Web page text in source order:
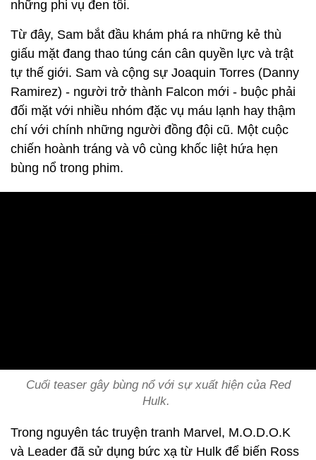
những phi vụ đen tối.
Từ đây, Sam bắt đầu khám phá ra những kẻ thù
giấu mặt đang thao túng cán cân quyền lực và trật
tự thế giới. Sam và cộng sự Joaquin Torres (Danny
Ramirez) - người trở thành Falcon mới - buộc phải
đối mặt với nhiều nhóm đặc vụ máu lạnh hay thậm
chí với chính những người đồng đội cũ. Một cuộc
chiến hoành tráng và vô cùng khốc liệt hứa hẹn
bùng nổ trong phim.
Cuối teaser gây bùng nổ với sự xuất hiện của Red
Hulk.
Trong nguyên tác truyện tranh Marvel, M.O.D.O.K
và Leader đã sử dụng bức xạ từ Hulk để biến Ross